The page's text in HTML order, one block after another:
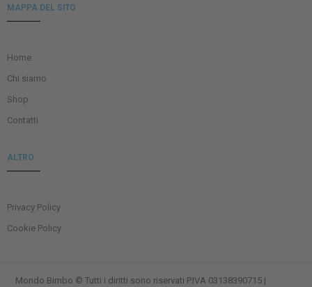
MAPPA DEL SITO
Home
Chi siamo
Shop
Contatti
ALTRO
Privacy Policy
Cookie Policy
Mondo Bimbo © Tutti i diritti sono riservati P.IVA 03138390715 |